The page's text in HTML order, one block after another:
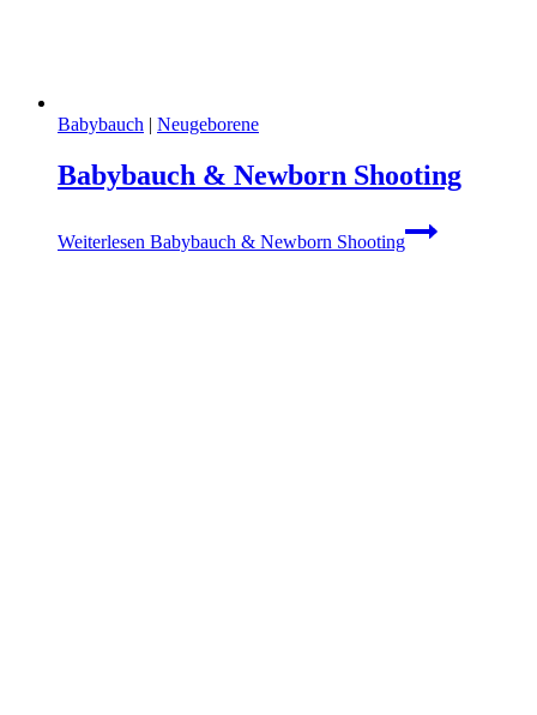
Babybauch | Neugeborene
Babybauch & Newborn Shooting
Weiterlesen Babybauch & Newborn Shooting